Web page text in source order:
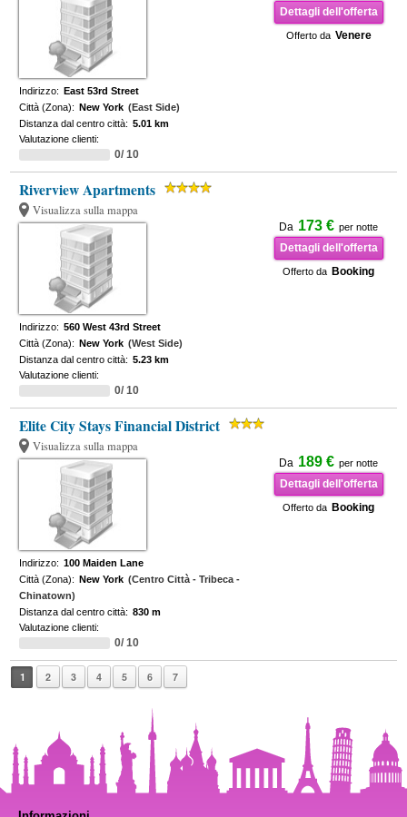
Dettagli dell'offerta
Offerto da Venere
Indirizzo: East 53rd Street
Città (Zona): New York (East Side)
Distanza dal centro città: 5.01 km
Valutazione clienti:
0/ 10
Riverview Apartments
Visualizza sulla mappa
Da 173 € per notte
Dettagli dell'offerta
Offerto da Booking
Indirizzo: 560 West 43rd Street
Città (Zona): New York (West Side)
Distanza dal centro città: 5.23 km
Valutazione clienti:
0/ 10
Elite City Stays Financial District
Visualizza sulla mappa
Da 189 € per notte
Dettagli dell'offerta
Offerto da Booking
Indirizzo: 100 Maiden Lane
Città (Zona): New York (Centro Città - Tribeca -
Chinatown)
Distanza dal centro città: 830 m
Valutazione clienti:
0/ 10
1 2 3 4 5 6 7